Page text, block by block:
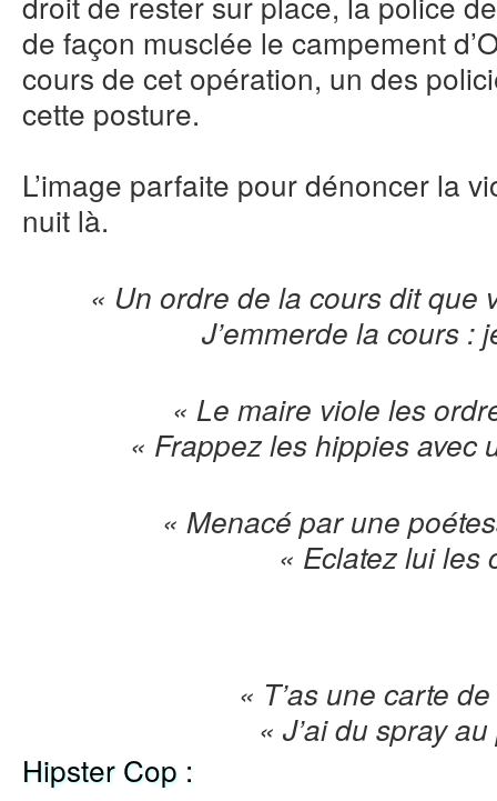
de façon musclée le campement
cours de cet opération, un des
cette posture.
L’image parfaite pour dénoncer la
nuit là.
« Un ordre de la cours dit que
J’emmerde la cours :
« Le maire viole les
« Frappez les hippies avec
« Menacé par une
« Eclatez lui les
« T’as une carte
« J’ai du spray
Hipster Cop :